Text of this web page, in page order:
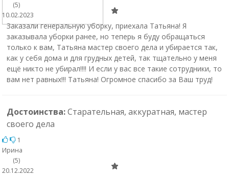
(5)
10.02.2023
Заказали генеральную уборку, приехала Татьяна! Я
заказывала уборки ранее, но теперь я буду обращаться
только к вам, Татьяна мастер своего дела и убирается так,
как у себя дома и для грудных детей, так тщательно у меня
ещё никто не убирал!!!! И если у вас все такие сотрудники, то
вам нет равных!!! Татьяна! Огромное спасибо за Ваш труд!
Достоинства:Старательная, аккуратная, мастер
своего дела
1
Ирина
(5)
20.12.2022